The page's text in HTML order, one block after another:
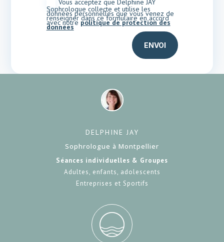
Sophrologue collecte et utilise les
données personnelles que vous venez de
renseigner dans ce formulaire en accord
avec notre politique de protection des
données
ENVOI
DELPHINE JAY
Sophrologue à Montpellier
Séances individuelles & Groupes
Adultes, enfants, adolescents
Entreprises et Sportifs